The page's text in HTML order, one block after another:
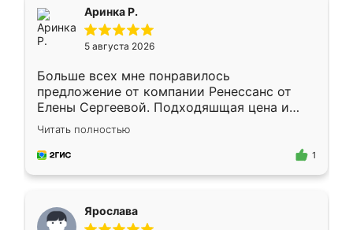
Аринка Р.
5 августа 2026
Больше всех мне понравилось
предложение от компании Ренессанс от
Елены Сергеевой. Подходяшщая цена и
короткие сроки изготовления. Приехавший
для замера сотрудник Владислав
предложил по моему эскизу самый
Читать полностью
1
Ярослава